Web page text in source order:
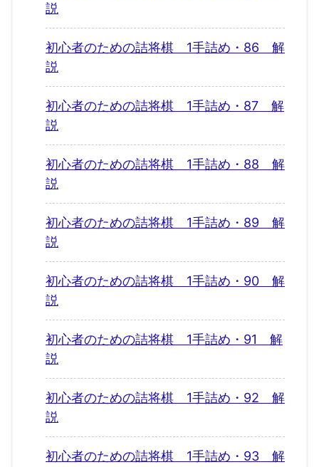
説
初心者のための詰将棋 1手詰め・86 解
説
初心者のための詰将棋 1手詰め・87 解
説
初心者のための詰将棋 1手詰め・88 解
説
初心者のための詰将棋 1手詰め・89 解
説
初心者のための詰将棋 1手詰め・90 解
説
初心者のための詰将棋 1手詰め・91 解
説
初心者のための詰将棋 1手詰め・92 解
説
初心者のための詰将棋 1手詰め・93 解